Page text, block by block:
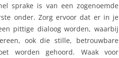
sprake is van een zogenoemde
onder. Zorg ervoor dat er in je
pittige dialoog worden, waarbij
ook die stille, betrouwbare
worden gehoord. Waak voor